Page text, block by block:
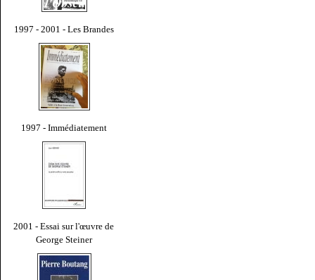
1997 - 2001 - Les Brandes
1997 - Immédiatement
2001 - Essai sur l'œuvre de
George Steiner